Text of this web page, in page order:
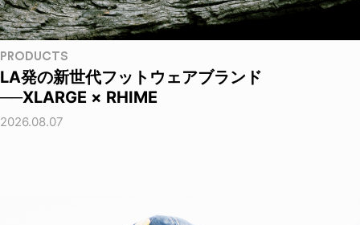
PRODUCTS
LA発の新世代フットウェアブランド
──XLARGE × RHIME
2026.08.07